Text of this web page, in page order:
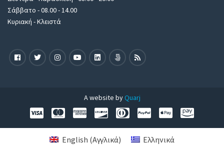
Σάββατο - 08.00 - 14.00
Κυριακή - Κλειστά
A website byQuarj
English (Αγγλικά) Ελληνικά